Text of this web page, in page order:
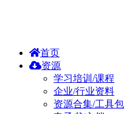
首页
资源
学习培训/课程
企业/行业资料
资源合集/工具包